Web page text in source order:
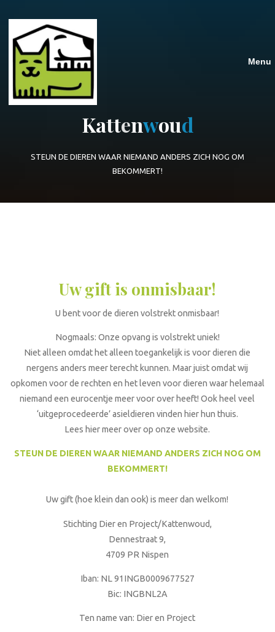
naar
inhoud
Kattenwoud
STEUN DE DIEREN WAAR NIEMAND ANDERS ZICH NOG OM
BEKOMMERT!
Uw gift is onmisbaar!
U bent voor de dieren volstrekt onmisbaar!
Nogmaals: Onze opvang is volstrekt uniek!
Niet alleen omdat het alleen toegankelijk is voor dieren die
nergens anders meer terecht kunnen. Maar juist omdat wij
opkomen voor de rechten en het leven voor dieren waar helemaal
niemand een eurocentje meer voor over heeft! Ook heel veel
‘uitgeprocedeerde’ asieldieren vinden hier hun thuis.
Lees hier meer over op onze website.
STEUN DE DIEREN WAAR NIEMAND ANDERS ZICH NOG OM
BEKOMMERT!
Uw gift (hoe klein dan ook) is meer dan welkom!
Stichting Dier en Project/Kattenwoud,
Dennestraat 9,
4709 PR Nispen
Iban: NL 91INGB0009677527
Bic: INGBNL2A
Ten name van: Dier en Project